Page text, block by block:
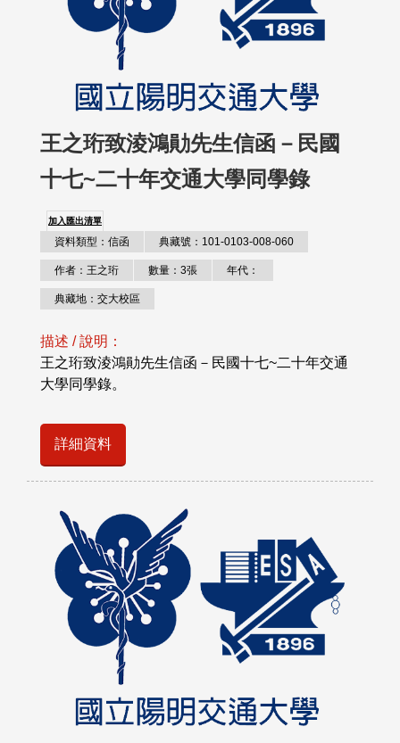
王之珩致淩鴻勛先生信函－民國
十七~二十年交通大學同學錄
加入匯出清單
資料類型：信函 典藏號：101-0103-008-060
作者：王之珩 數量：3張 年代：
典藏地：交大校區
描述 / 說明：
王之珩致淩鴻勛先生信函－民國十七~二十年交通
大學同學錄。
詳細資料